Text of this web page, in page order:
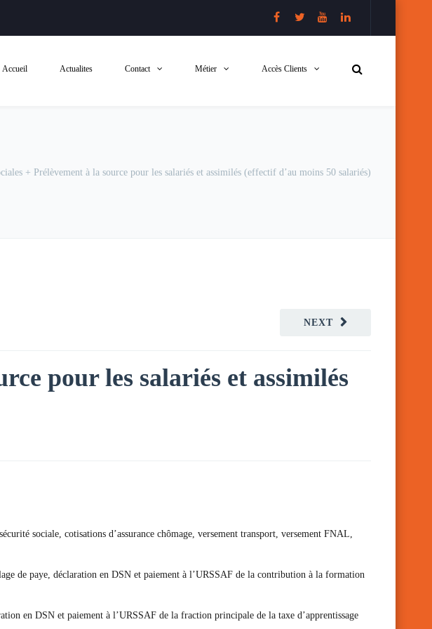
Accueil Actualites Contact Métier Accès Clients
+ Prélèvement à la source pour les salariés et assimilés (effectif d’au moins 50 salariés)
NEXT
pour les salariés et assimilés
sociale, cotisations d’assurance chômage, versement transport, versement FNAL,
de paye, déclaration en DSN et paiement à l’URSSAF de la contribution à la formation
en DSN et paiement à l’URSSAF de la fraction principale de la taxe d’apprentissage